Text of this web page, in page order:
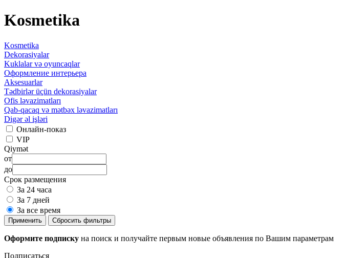
Kosmetika
Kosmetika
Dekorasiyalar
Kuklalar və oyuncaqlar
Оформление интерьера
Aksesuarlar
Tədbirlər üçün dekorasiyalar
Ofis ləvazimatları
Qab-qacaq və mətbəx ləvazimatları
Digər əl işləri
Онлайн-показ
VIP
Qiymət
от
до
Срок размещения
За 24 часа
За 7 дней
За все время
Применить Сбросить фильтры
Оформите подписку на поиск и получайте первым новые объявления по Вашим параметрам
Подписаться